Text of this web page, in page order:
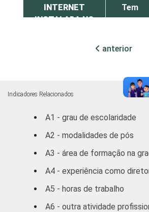
INTERNET
INSTALADA NO
Tem
Fonte: NIC.br - set/dez 2010
anterior
Indicadores Relacionados
A1 - grau de escolaridade
A2 - modalidades de pós
A3 - área de formação na
A4 - experiência como
A5 - horas de trabalho
A6 - outra atividade